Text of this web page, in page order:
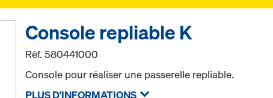
Console repliable K
Réf.580441000
Console pour réaliser une passerelle repliable.
PLUS D'INFORMATIONS